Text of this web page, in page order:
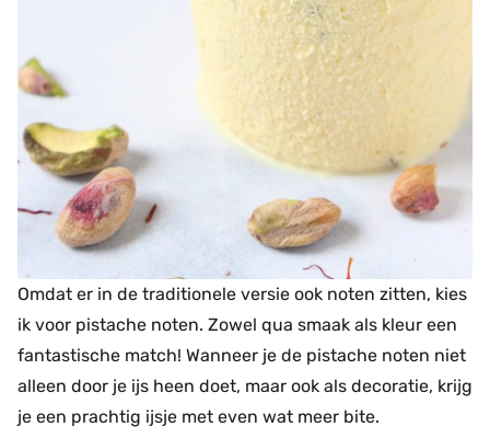
Omdat er in de traditionele versie ook noten zitten, kies
ik voor pistache noten. Zowel qua smaak als kleur een
fantastische match! Wanneer je de pistache noten niet
alleen door je ijs heen doet, maar ook als decoratie, krijg
je een prachtig ijsje met even wat meer bite.